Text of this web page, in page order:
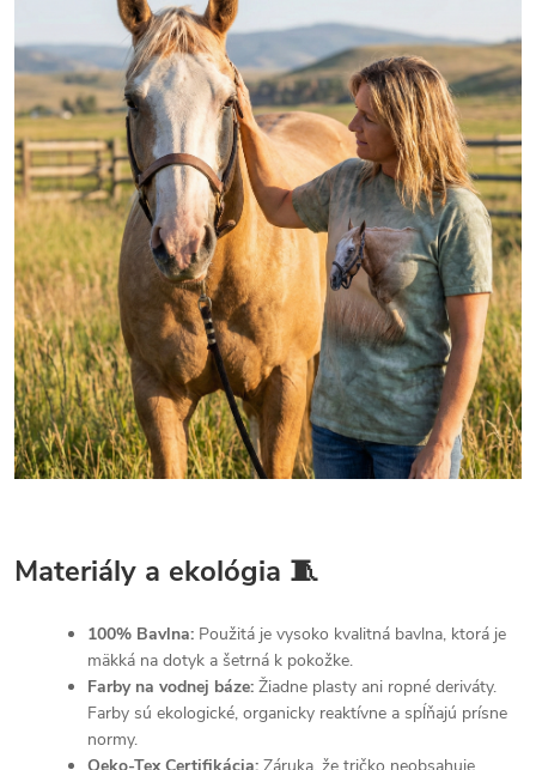
Materiály a ekológia 🧵
100% Bavlna: Použitá je vysoko kvalitná bavlna, ktorá je
mäkká na dotyk a šetrná k pokožke.
Farby na vodnej báze: Žiadne plasty ani ropné deriváty.
Farby sú ekologické, organicky reaktívne a spĺňajú prísne
normy.